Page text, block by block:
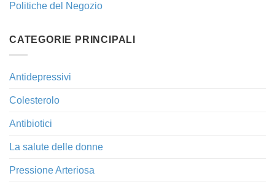
Politiche del Negozio
CATEGORIE PRINCIPALI
Antidepressivi
Colesterolo
Antibiotici
La salute delle donne
Pressione Arteriosa